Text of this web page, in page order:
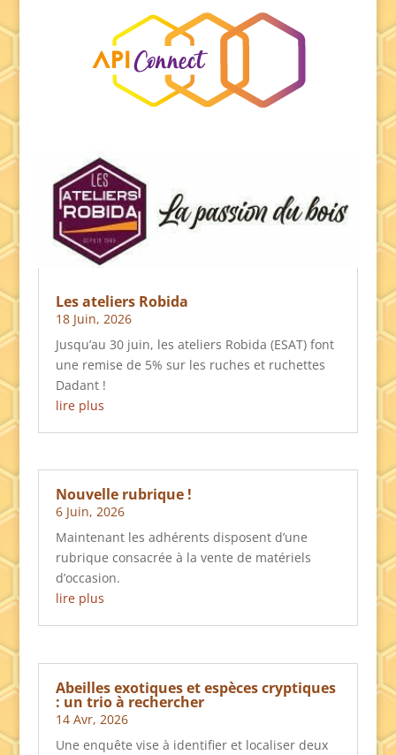
Les ateliers Robida
18 Juin, 2026
Jusqu’au 30 juin, les ateliers Robida (ESAT) font
une remise de 5% sur les ruches et ruchettes
Dadant !
lire plus
Nouvelle rubrique !
6 Juin, 2026
Maintenant les adhérents disposent d’une
rubrique consacrée à la vente de matériels
d’occasion.
lire plus
Abeilles exotiques et espèces cryptiques
: un trio à rechercher
14 Avr, 2026
Une enquête vise à identifier et localiser deux